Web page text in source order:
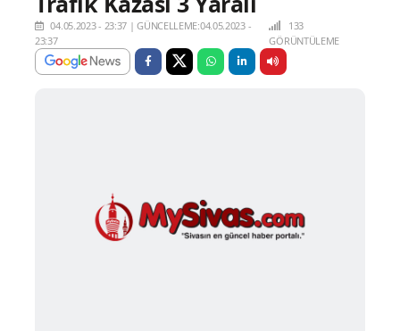
04.05.2023 - 23:37 |GÜNCELLEME:04.05.2023 -
23:37
133
GÖRÜNTÜLEME